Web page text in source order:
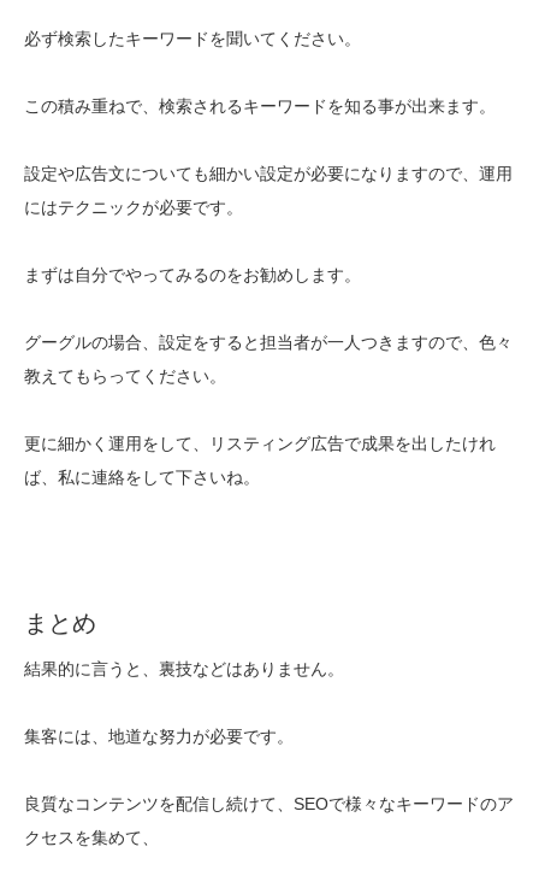
必ず検索したキーワードを聞いてください。
この積み重ねで、検索されるキーワードを知る事が出来ます。
設定や広告文についても細かい設定が必要になりますので、運用
にはテクニックが必要です。
まずは自分でやってみるのをお勧めします。
グーグルの場合、設定をすると担当者が一人つきますので、色々
教えてもらってください。
更に細かく運用をして、リスティング広告で成果を出したけれ
ば、私に連絡をして下さいね。
まとめ
結果的に言うと、裏技などはありません。
集客には、地道な努力が必要です。
良質なコンテンツを配信し続けて、SEOで様々なキーワードのア
クセスを集めて、